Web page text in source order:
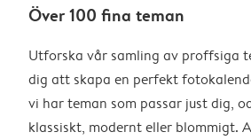
Över 100 fina teman
Utforska vår samling av proffsiga
dig att skapa en perfekt
vi har teman som passar just dig,
klassiskt, modernt eller blommigt.